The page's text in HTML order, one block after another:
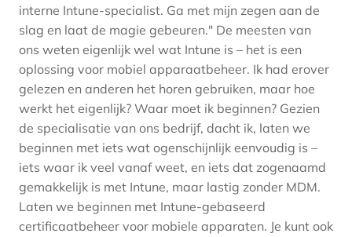
interne Intune-specialist. Ga met mijn zegen aan de
slag en laat de magie gebeuren." De meesten van
ons weten eigenlijk wel wat Intune is – het is een
oplossing voor mobiel apparaatbeheer. Ik had erover
gelezen en anderen het horen gebruiken, maar hoe
werkt het eigenlijk? Waar moet ik beginnen? Gezien
de specialisatie van ons bedrijf, dacht ik, laten we
beginnen met iets wat ogenschijnlijk eenvoudig is –
iets waar ik veel vanaf weet, en iets dat zogenaamd
gemakkelijk is met Intune, maar lastig zonder MDM.
Laten we beginnen met Intune-gebaseerd
certificaatbeheer voor mobiele apparaten. Je kunt ook